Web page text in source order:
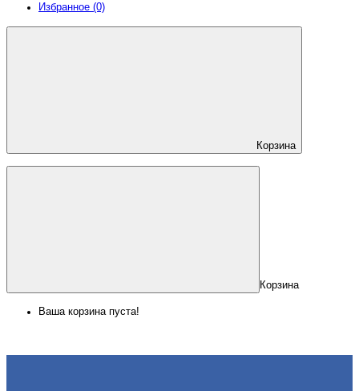
Избранное (0)
Корзина
Корзина
Ваша корзина пуста!